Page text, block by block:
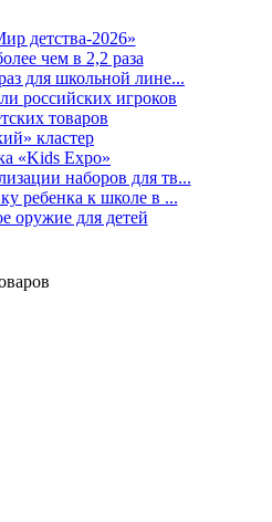
детства-2026»
чем в 2,2 раза
для школьной лине...
российских игроков
товаров
кластер
«Kids Expo»
наборов для тв...
ребенка к школе в ...
оружие для детей